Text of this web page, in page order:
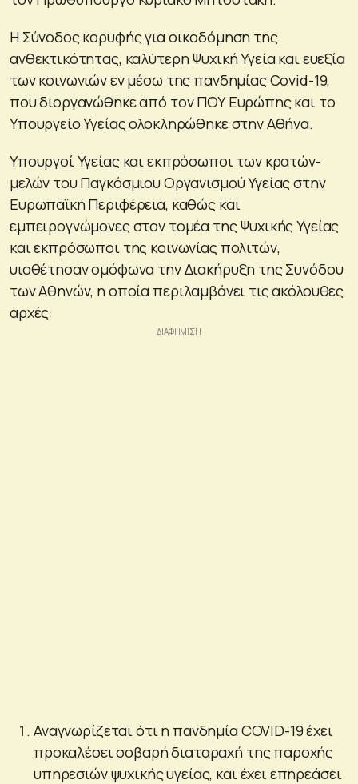
Η Σύνοδος κορυφής για οικοδόμηση της
ανθεκτικότητας, καλύτερη Ψυχική Υγεία και ευεξία
των κοινωνιών εν μέσω της πανδημίας Covid-19,
που διοργανώθηκε από τον ΠΟΥ Ευρώπης και το
Υπουργείο Υγείας ολοκληρώθηκε στην Αθήνα.
Υπουργοί Υγείας και εκπρόσωποι των κρατών-
μελών του Παγκόσμιου Οργανισμού Υγείας στην
Ευρωπαϊκή Περιφέρεια, καθώς και
εμπειρογνώμονες στον τομέα της Ψυχικής Υγείας
και εκπρόσωποι της κοινωνίας πολιτών,
υιοθέτησαν ομόφωνα την Διακήρυξη της Συνόδου
των Αθηνών, η οποία περιλαμβάνει τις ακόλουθες
αρχές:
Αναγνωρίζεται ότι η πανδημία COVID-19 έχει
προκαλέσει σοβαρή διαταραχή της παροχής
υπηρεσιών ψυχικής υγείας, και έχει επηρεάσει